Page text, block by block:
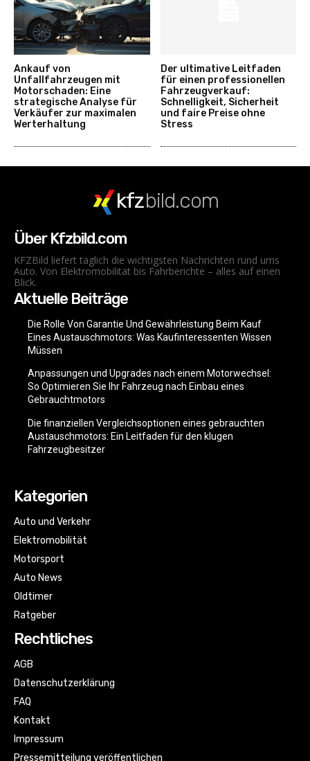
Ankauf von
Unfallfahrzeugen mit
Motorschaden: Eine
strategische Analyse für
Verkäufer zur maximalen
Werterhaltung
Der ultimative Leitfaden
für einen professionellen
Fahrzeugverkauf:
Schnelligkeit, Sicherheit
und faire Preise ohne
Stress
kfzbild.com
Über Kfzbild.com
KFZBild liefert täglich die wichtigsten Nachrichten rund ums
Auto. Von Elektromobilität bis Fahrberichte – alles auf einen
Blick.
Aktuelle Beiträge
Die Rolle Von Garantie Und Gewährleistung Beim Kauf
Eines Austauschmotors: Was Kaufinteressenten Wissen
Müssen
Anpassungen und Upgrades nach einem Motorwechsel:
So Optimieren Sie Ihr Fahrzeug nach Einbau eines
Gebrauchtmotors
Die finanziellen Vergleichsoptionen eines gebrauchten
Austauschmotors: Ein Leitfaden für den klugen
Fahrzeugbesitzer
Kategorien
Auto und Verkehr
Elektromobilität
Motorsport
Auto News
Oldtimer
Ratgeber
Rechtliches
AGB
Datenschutzerklärung
FAQ
Kontakt
Impressum
Pressemitteilung veröffentlichen